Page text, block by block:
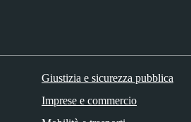
Giustizia e sicurezza pubblica
Imprese e commercio